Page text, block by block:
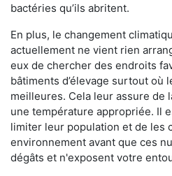
bactéries qu’ils abritent.
En plus, le changement
actuellement ne vient rien
eux de chercher des endroits
bâtiments d’élevage surtout où
meilleures. Cela leur assure de
une température appropriée. Il
limiter leur population et de les
environnement avant que ces
dégâts et n'exposent votre